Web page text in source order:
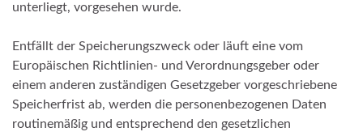
unterliegt, vorgesehen wurde.
Entfällt der Speicherungszweck oder läuft eine vom
Europäischen Richtlinien- und Verordnungsgeber oder
einem anderen zuständigen Gesetzgeber vorgeschriebene
Speicherfrist ab, werden die personenbezogenen Daten
routinemäßig und entsprechend den gesetzlichen